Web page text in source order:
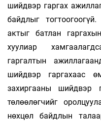
шийдвэр гаргах
байдлыг
актыг батлан
хуулиар
гаргалтын
шийдвэр гаргахаас
захиргааны шийдвэр
төлөөлөгчийг
нөхцөл байдлын